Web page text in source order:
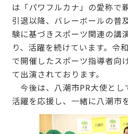
は「パワフルカナ」の愛称で
引退以降、バレーボールの普
験に基づきスポーツ関連の講
り、活躍を続けています。令
で開催したスポーツ指導者向
て出演されております。
今後は、八潮市PR大使とし
活躍を応援し、一緒に八潮市